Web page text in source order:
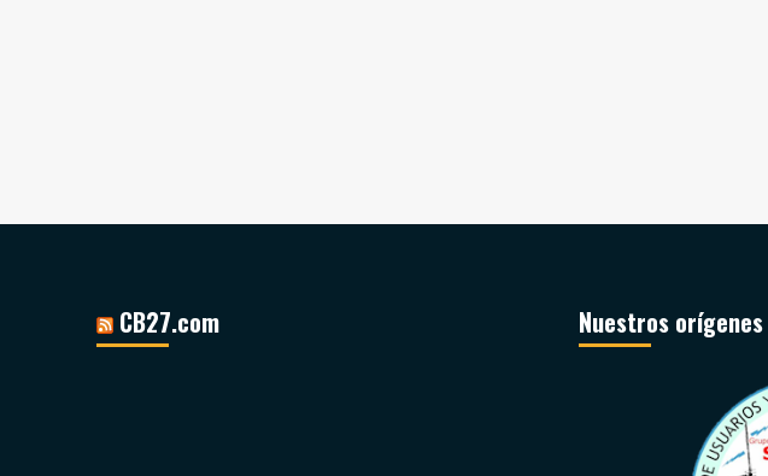
CB27.com Nuestros orígenes